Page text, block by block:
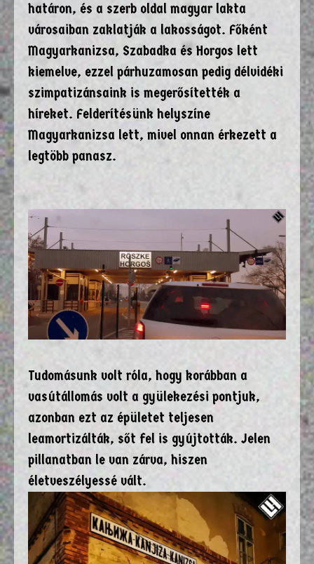
határon, és a szerb oldal magyar lakta
városaiban zaklatják a lakosságot. Főként
Magyarkanizsa, Szabadka és Horgos lett
kiemelve, ezzel párhuzamosan pedig délvidéki
szimpatizánsaink is megerősítették a
híreket. Felderítésünk helyszíne
Magyarkanizsa lett, mivel onnan érkezett a
legtöbb panasz.
Tudomásunk volt róla, hogy korábban a
vasútállomás volt a gyülekezési pontjuk,
azonban ezt az épületet teljesen
leamortizálták, sőt fel is gyújtották. Jelen
pillanatban le van zárva, hiszen
életveszélyessé vált.